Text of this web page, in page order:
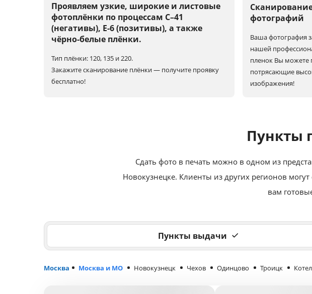
Проявляем узкие, широкие и листовые
фотоплёнки по процессам C–41
(негативы), E-6 (позитивы), а также
чёрно-белые плёнки.
Тип плёнки: 120, 135 и 220.
Закажите сканирование плёнки — получите проявку
бесплатно!
фотографий
Ваша фотография
нашей
пленок Вы можете
потрясающие
изображения!
Пункты
Сдать фото в печать можно в одном из
Новокузнецке. Клиенты из других регионов
вам
Пункты выдачи
Москва и МО Новокузнецк Чехов Одинцово Троицк
Москва